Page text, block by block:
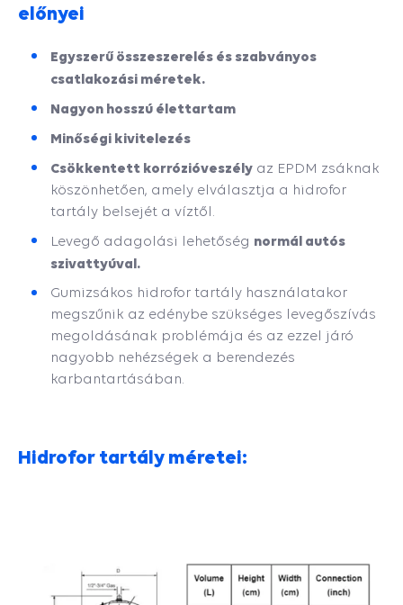
előnyei
Egyszerű összeszerelés és szabványos
csatlakozási méretek.
Nagyon hosszú élettartam
Minőségi kivitelezés
Csökkentett korrózióveszély az EPDM zsáknak
köszönhetően, amely elválasztja a hidrofor
tartály belsejét a víztől.
Levegő adagolási lehetőség normál autós
szivattyúval.
Gumizsákos hidrofor tartály használatakor
megszűnik az edénybe szükséges levegőszívás
megoldásának problémája és az ezzel járó
nagyobb nehézségek a berendezés
karbantartásában.
Hidrofor tartály méretei: